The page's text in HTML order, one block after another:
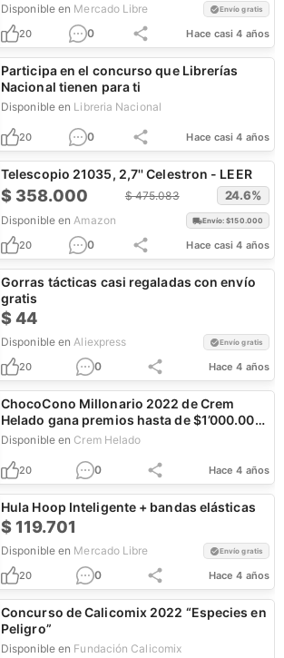
Disponible en Mercado Libre Envío gratis
20 0 Hace casi 4 años
Participa en el concurso que Librerías
Nacional tienen para ti
Disponible en Libreria Nacional
20 0 Hace casi 4 años
Telescopio 21035, 2,7'' Celestron - LEER
$ 358.000 $475.083 24.6%
Disponible en Amazon Envío: $150.000
20 0 Hace casi 4 años
Gorras tácticas casi regaladas con envío
gratis
$44
Disponible en Aliexpress Envío gratis
20 0 Hace 4 años
ChocoCono Millonario 2022 de Crem
Helado gana premios hasta de $1’000.000
de pesos
Disponible en Crem Helado
20 0 Hace 4 años
Hula Hoop Inteligente + bandas elásticas
$119.701
Disponible en Mercado Libre Envío gratis
20 0 Hace 4 años
Concurso de Calicomix 2022 “Especies en
Peligro”
Disponible en Fundación Calicomix